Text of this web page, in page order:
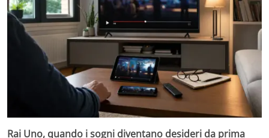
Rai Uno, quando i sogni diventano desideri da prima